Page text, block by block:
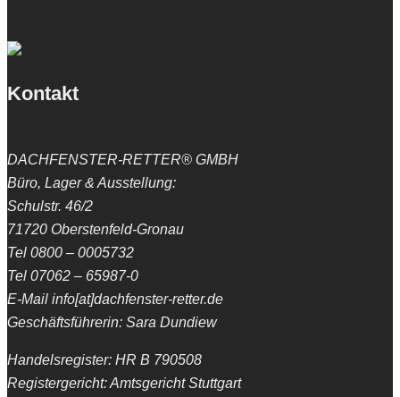
Kontakt
DACHFENSTER-RETTER® GMBH
Büro, Lager & Ausstellung:
Schulstr. 46/2
71720 Oberstenfeld-Gronau
Tel 0800 – 0005732
Tel 07062 – 65987-0
E-Mail info[at]dachfenster-retter.de
Geschäftsführerin: Sara Dundiew
Handelsregister: HR B 790508
Registergericht: Amtsgericht Stuttgart